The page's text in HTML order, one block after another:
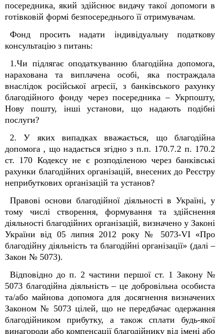
посередника, який здійснює видачу такої допомоги в
готівковій формі безпосереднього її отримувачам.
Фонд просить надати індивідуальну податкову
консультацію з питань:
1.Чи підлягає оподаткуванню благодійна допомога,
нарахована та виплачена особі, яка постраждала
внаслідок російської агресії, з банківського рахунку
благодійного фонду через посередника – Укрпошту,
Нову пошту, інші установи, що надають подібні
послуги?
2. У яких випадках вважається, що благодійна
допомога , що надається згідно з п.п. 170.7.2 п. 170.2
ст. 170 Кодексу не є розподіленою через банківські
рахунки благодійних організацій, внесених до Реєстру
неприбуткових організацій та установ?
Правові основи благодійної діяльності в Україні, у
тому числі створення, формування та здійснення
діяльності благодійних організацій, визначено у Законі
України від 05 липня 2012 року № 5073-VI «Про
благодійну діяльність та благодійні організації» (далі –
Закон № 5073).
Відповідно до п. 2 частини першої ст. 1 Закону №
5073 благодійна діяльність – це добровільна особиста
та/або майнова допомога для досягнення визначених
Законом № 5073 цілей, що не передбачає одержання
благодійником прибутку, а також сплати будь-якої
винагороди або компенсації благодійнику від імені або